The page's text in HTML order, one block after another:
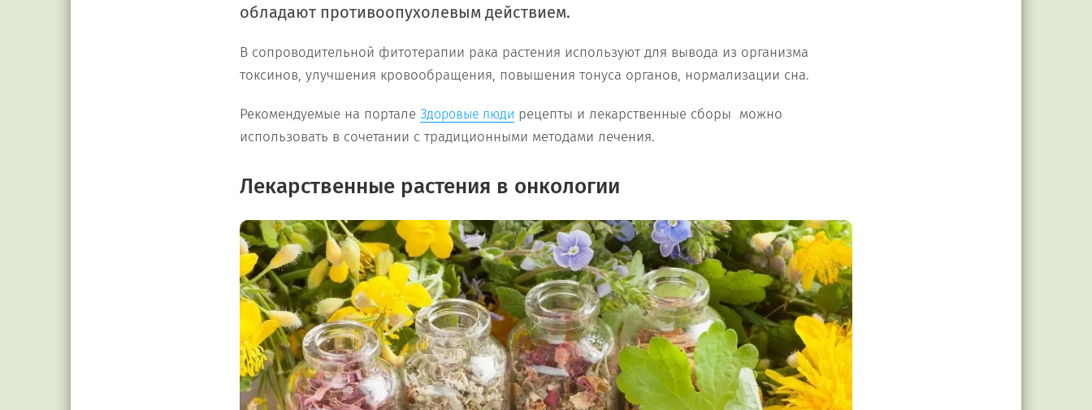
обладают противоопухолевым действием.
В сопроводительной фитотерапии рака растения используют для вывода из организма
токсинов, улучшения кровообращения, повышения тонуса органов, нормализации сна.
Рекомендуемые на портале Здоровые люди рецепты и лекарственные сборы можно
использовать в сочетании с традиционными методами лечения.
Лекарственные растения в онкологии